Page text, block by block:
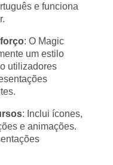
e funciona
: O Magic
um estilo
utilizadores
: Inclui ícones,
e animações.